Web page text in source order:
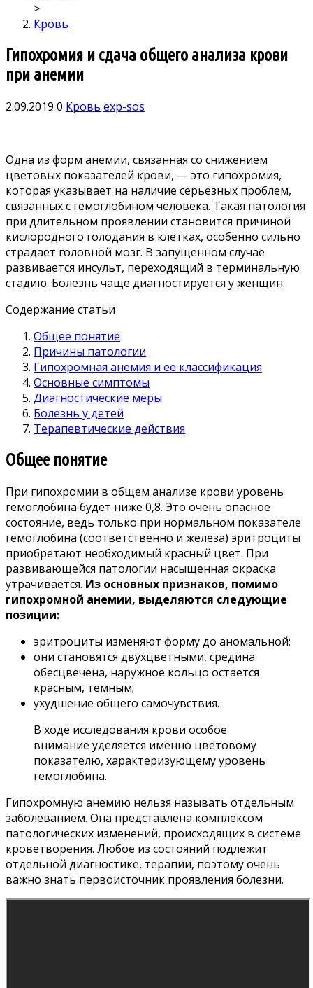
>
Кровь
Гипохромия и сдача общего анализа крови
при анемии
2.09.2019 0 Кровь exp-sos
Одна из форм анемии, связанная со снижением
цветовых показателей крови, — это гипохромия,
которая указывает на наличие серьезных проблем,
связанных с гемоглобином человека. Такая патология
при длительном проявлении становится причиной
кислородного голодания в клетках, особенно сильно
страдает головной мозг. В запущенном случае
развивается инсульт, переходящий в терминальную
стадию. Болезнь чаще диагностируется у женщин.
Содержание статьи
Общее понятие
Причины патологии
Гипохромная анемия и ее классификация
Основные симптомы
Диагностические меры
Болезнь у детей
Терапевтические действия
Общее понятие
При гипохромии в общем анализе крови уровень
гемоглобина будет ниже 0,8. Это очень опасное
состояние, ведь только при нормальном показателе
гемоглобина (соответственно и железа) эритроциты
приобретают необходимый красный цвет. При
развивающейся патологии насыщенная окраска
утрачивается. Из основных признаков, помимо
гипохромной анемии, выделяются следующие
позиции:
эритроциты изменяют форму до аномальной;
они становятся двухцветными, средина
обесцвечена, наружное кольцо остается
красным, темным;
ухудшение общего самочувствия.
В ходе исследования крови особое
внимание уделяется именно цветовому
показателю, характеризующему уровень
гемоглобина.
Гипохромную анемию нельзя называть отдельным
заболеванием. Она представлена комплексом
патологических изменений, происходящих в системе
кроветворения. Любое из состояний подлежит
отдельной диагностике, терапии, поэтому очень
важно знать первоисточник проявления болезни.